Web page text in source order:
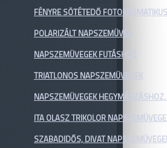
FÉNYRE SÖTÉTEDŐ
POLARIZÁLT NAPSZEMÜVEG
NAPSZEMÜVEGEK FUTÁSHOZ
TRIATLONOS NAPSZEMÜVEGEK
NAPSZEMÜVEGEK
ITA OLASZ TRIKOLOR
SZABADIDŐS, DIVAT